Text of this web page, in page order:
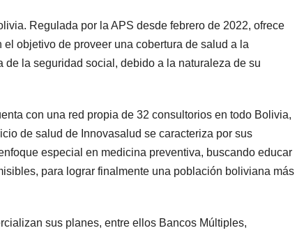
Regulada por la APS desde febrero de 2022, ofrece
objetivo de proveer una cobertura de salud a la
la seguridad social, debido a la naturaleza de su
con una red propia de 32 consultorios en todo Bolivia,
de salud de Innovasalud se caracteriza por sus
especial en medicina preventiva, buscando educar
para lograr finalmente una población boliviana más
sus planes, entre ellos Bancos Múltiples,